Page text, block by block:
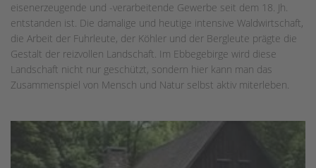
eisenerzeugende und -verarbeitende Gewerbe seit dem 18. Jh.
entstanden ist. Die damalige und heutige intensive Waldwirtschaft,
die Arbeit der Fuhrleute, der Köhler und der Bergleute prägte die
Gestalt der reizvollen Landschaft. Im Ebbegebirge wird diese
Landschaft nicht nur geschützt, sondern hier kann man das
Zusammenspiel von Mensch und Natur selbst aktiv miterleben.